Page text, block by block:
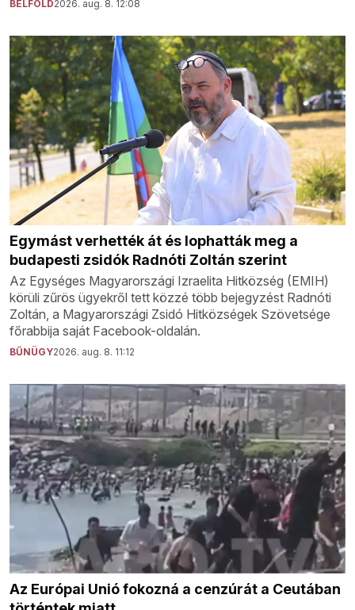
BELFÖLD2026. aug. 8. 12:08
Egymást verhették át és lophatták meg a
budapesti zsidók Radnóti Zoltán szerint
Az Egységes Magyarországi Izraelita Hitközség (EMIH)
körüli zűrös ügyekről tett közzé több bejegyzést Radnóti
Zoltán, a Magyarországi Zsidó Hitközségek Szövetsége
főrabbija saját Facebook-oldalán.
BŰNÜGY2026. aug. 8. 11:12
Az Európai Unió fokozná a cenzúrát a Ceutában